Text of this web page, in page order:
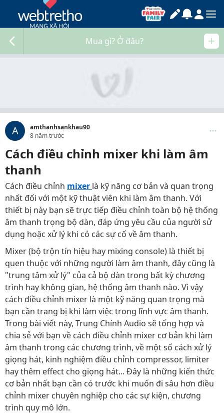
Mua gì? Ở đâu?
A
amthanhsankhau90
8 năm trước
Cách điều chỉnh mixer khi làm âm
thanh
Cách điều chỉnh mixer là kỹ năng cơ bản và quan trọng
nhất đối với một kỹ thuật viên khi làm âm thanh. Với
thiết bị này bạn sẽ trực tiếp điều chỉnh toàn bộ hệ thống
âm thanh trọng bộ dàn, đáp ứng yêu cầu của người sử
dụng hoặc xử lý khi có các sự cố về âm thanh.
Mixer (bộ trộn tín hiệu hay mixing console) là thiết bị
quen thuộc với những người làm âm thanh, đây cũng là
"trung tâm xử lý" của cả bộ dàn trong bất kỳ chương
trình hay không gian, hệ thống âm thanh nào. Vì vậy
cách điều chỉnh mixer là một kỹ năng quan trọng mà
bạn cần trang bị khi làm việc trong lĩnh vực âm thanh.
Trong bài viết này, Trung Chính Audio sẽ tổng hợp và
chia sẻ với bạn về cách điều chỉnh mixer cơ bản khi làm
âm thanh trong các chương trình, về một số cách xử lý
giọng hát, kinh nghiệm điều chỉnh compressor, limiter
hay thêm effect cho giọng hát... Đây là những kiến thức
cơ bản nhất bạn cần có trước khi muốn đi sâu hơn điều
chỉnh mixer chuyên nghiệp cho các sự kiện, chương
trình quy mô lớn.